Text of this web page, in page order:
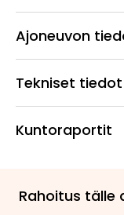
Ajoneuvon
Tekniset tiedot
Kuntoraportit
Rahoitus tälle